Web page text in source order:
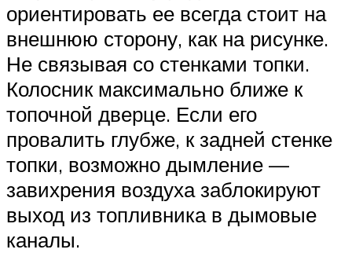
ориентировать ее всегда стоит на
внешнюю сторону, как на рисунке.
Не связывая со стенками топки.
Колосник максимально ближе к
топочной дверце. Если его
провалить глубже, к задней стенке
топки, возможно дымление —
завихрения воздуха заблокируют
выход из топливника в дымовые
каналы.